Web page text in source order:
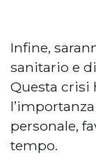
Infine,
sanitario e
Questa crisi
personale,
tempo.